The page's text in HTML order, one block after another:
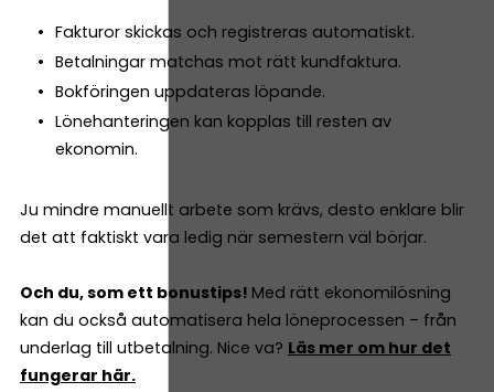
Fakturor skickas och registreras automatiskt.
Betalningar matchas mot rätt kundfaktura.
Bokföringen uppdateras löpande.
Lönehanteringen kan kopplas till resten av
ekonomin.
Ju mindre manuellt arbete som krävs, desto enklare blir
det att faktiskt vara ledig när semestern väl börjar.
Och du, som ett bonustips! Med rätt ekonomilösning
kan du också automatisera hela löneprocessen – från
underlag till utbetalning. Nice va? Läs mer om hur det
fungerar här.